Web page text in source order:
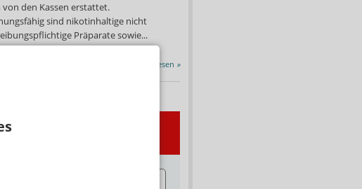
den Kassen erstattet.
sind nikotinhaltige nicht
Präparate sowie...
Alle Porträts lesen »